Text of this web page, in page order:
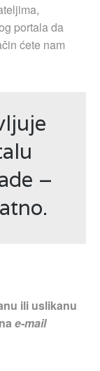
portala da
ćete nam
–
ili uslikanu
e-mail